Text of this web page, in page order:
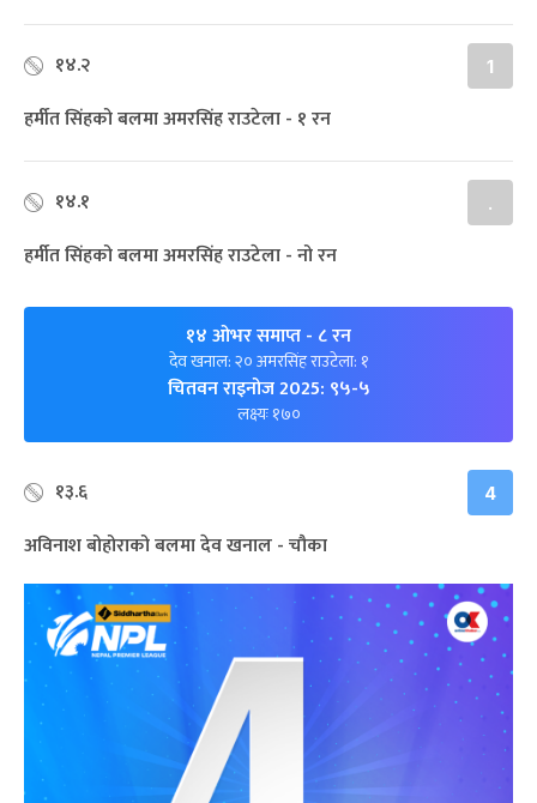
१४.२ 1
हर्मीत सिंहको बलमा अमरसिंह राउटेला - १ रन
१४.१ .
हर्मीत सिंहको बलमा अमरसिंह राउटेला - नो रन
१४ ओभर समाप्त- ८ रन
देव खनाल: २० अमरसिंह राउटेला: १
चितवन राइनोज 2025: ९५-५
लक्ष्यः १७०
१३.६ 4
अविनाश बोहोराको बलमा देव खनाल - चौका